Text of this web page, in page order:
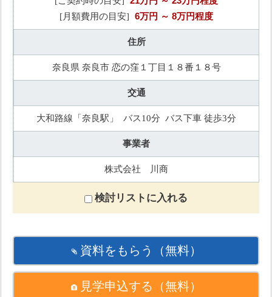
[月額費用の目安] 6万円 ～ 8万円程度
住所
奈良県 奈良市 恋の窪１丁目１８番１８号
交通
大和路線「奈良駅」 バス10分 バス下車 徒歩3分
事業者
株式会社 川商
検討リストに入れる
資料をもらう （無料）
見学申込する （無料）